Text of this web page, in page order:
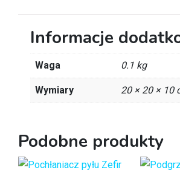
Informacje
Waga 0.1 kg
Wymiary 20 × 20 × 10
Podobne produkty